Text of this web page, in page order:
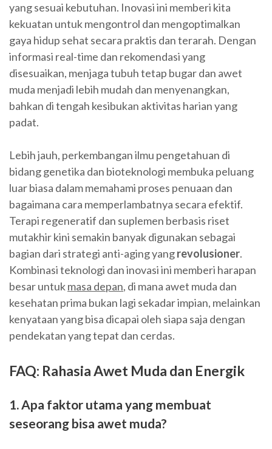
yang sesuai kebutuhan. Inovasi ini memberi kita
kekuatan untuk mengontrol dan mengoptimalkan
gaya hidup sehat secara praktis dan terarah. Dengan
informasi real-time dan rekomendasi yang
disesuaikan, menjaga tubuh tetap bugar dan awet
muda menjadi lebih mudah dan menyenangkan,
bahkan di tengah kesibukan aktivitas harian yang
padat.
Lebih jauh, perkembangan ilmu pengetahuan di
bidang genetika dan bioteknologi membuka peluang
luar biasa dalam memahami proses penuaan dan
bagaimana cara memperlambatnya secara efektif.
Terapi regeneratif dan suplemen berbasis riset
mutakhir kini semakin banyak digunakan sebagai
bagian dari strategi anti-aging yangrevolusioner.
Kombinasi teknologi dan inovasi ini memberi harapan
besar untukmasa depan, di mana awet muda dan
kesehatan prima bukan lagi sekadar impian, melainkan
kenyataan yang bisa dicapai oleh siapa saja dengan
pendekatan yang tepat dan cerdas.
FAQ: Rahasia Awet Muda dan Energik
1. Apa faktor utama yang membuat
seseorang bisa awet muda?